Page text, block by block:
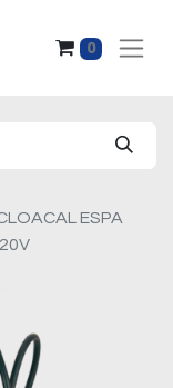
0
ESPA